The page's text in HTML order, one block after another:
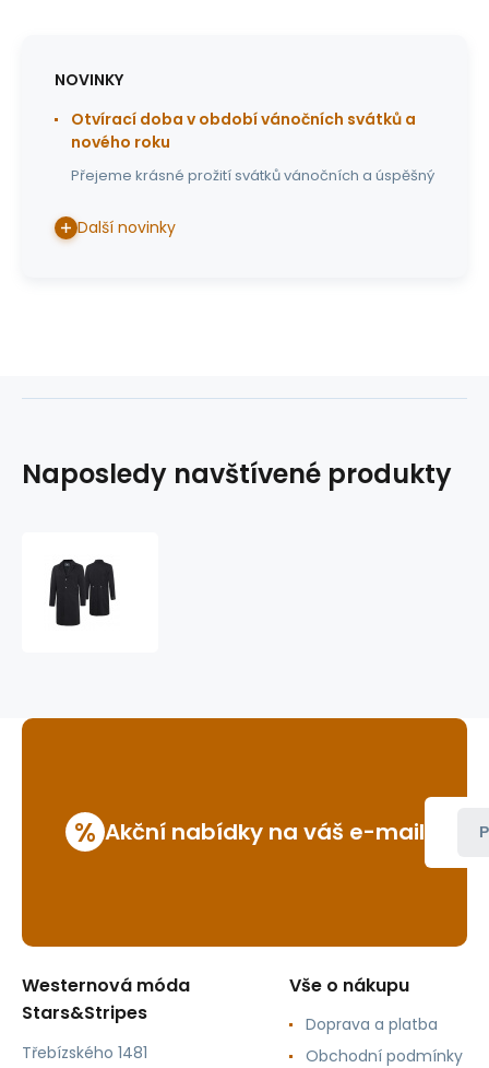
NOVINKY
Otvírací doba v období vánočních svátků a
nového roku
Přejeme krásné prožití svátků vánočních a úspěšný
Další novinky
Naposledy navštívené produkty
% Akční nabídky na váš e-mail
Westernová móda
Stars&Stripes
Třebízského 1481
Vše o nákupu
Doprava a platba
Obchodní podmínky